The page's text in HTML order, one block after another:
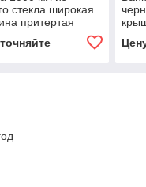
стекла широкая
притертая